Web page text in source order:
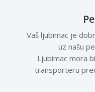
Vaš ljubimac je
uz našu
Ljubimac mora
transporteru